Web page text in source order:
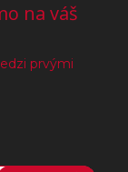
na váš
prvými